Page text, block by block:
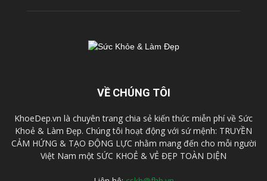
VỀ CHÚNG TÔI
KhoeDep.vn là chuyên trang chia sẻ kiến thức miễn phí về Sức
Khoẻ & Làm Đẹp. Chúng tôi hoạt động với sứ mệnh: TRUYỀN
CẢM HỨNG & TẠO ĐỘNG LỰC nhằm mang đến cho mỗi người
Việt Nam một SỨC KHOẺ & VẺ ĐẸP TOÀN DIỆN